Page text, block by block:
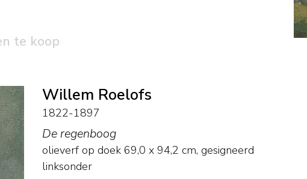
te koop
Willem Roelofs
1822-1897
De regenboog
olieverf op doek 69,0 x 94,2 cm, gesigneerd
linksonder